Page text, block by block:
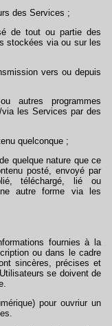
des Services ;
de tout ou partie des
stockées via ou sur les
vers ou depuis
autres programmes
les Services par des
quelconque ;
quelque nature que ce
posté, envoyé par
téléchargé, lié ou
autre forme via les
fournies à la
ou dans le cadre
sincères, précises et
se doivent de
pour ouvriur un